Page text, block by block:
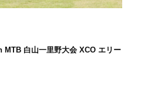
MTB 白山一里野大会 XCO エリー